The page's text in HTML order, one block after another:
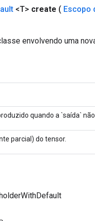
<T> create ( Escopo
envolvendo uma
quando a `saída`
parcial) do tensor.